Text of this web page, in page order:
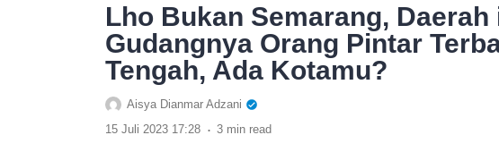
Lho Bukan Semarang,
Gudangnya Orang Pintar
Tengah, Ada Kotamu?
Aisya Dianmar Adzani
15 Juli 2023 17:28 . 3 min read